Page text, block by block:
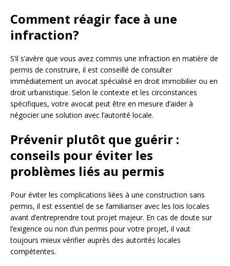
Comment réagir face à une
infraction?
S’il s’avère que vous avez commis une infraction en matière de
permis de construire, il est conseillé de consulter
immédiatement un avocat spécialisé en droit immobilier ou en
droit urbanistique. Selon le contexte et les circonstances
spécifiques, votre avocat peut être en mesure d’aider à
négocier une solution avec l’autorité locale.
Prévenir plutôt que guérir :
conseils pour éviter les
problèmes liés au permis
Pour éviter les complications liées à une construction sans
permis, il est essentiel de se familiariser avec les lois locales
avant d’entreprendre tout projet majeur. En cas de doute sur
l’exigence ou non d’un permis pour votre projet, il vaut
toujours mieux vérifier auprès des autorités locales
compétentes.